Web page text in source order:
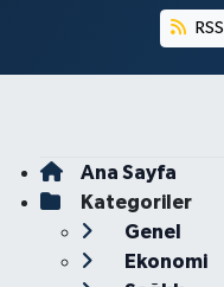
RSS
Ana Sayfa
Kategoriler
Genel
Ekonomi